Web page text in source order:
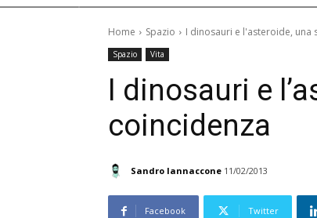
Home Spazio I dinosauri e l'asteroide, una
Spazio Vita
I dinosauri e
coincidenza
Sandro Iannaccone 11/02/2013
Facebook Twitter